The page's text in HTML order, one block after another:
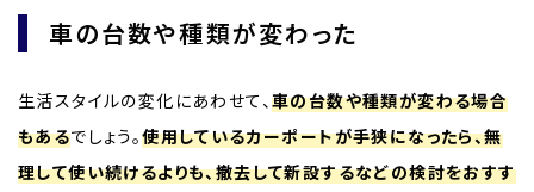
車の台数や種類が変わった
生活スタイルの変化にあわせて、 車の台数や種類が変わる場合
もあるでしょう。使用しているカーポートが手狭になったら、無
理して使い続けるよりも、撤去して新設するなどの検討をおすす